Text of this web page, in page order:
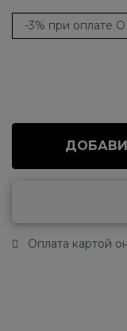
-3% при оплате
Оплата картой